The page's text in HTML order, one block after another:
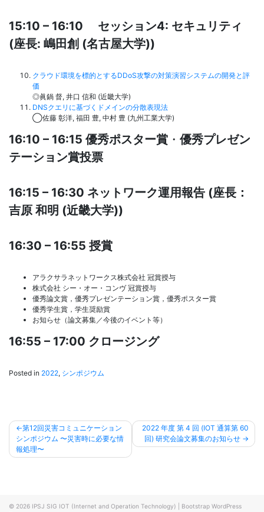
15:10 – 16:10 セッション4: セキュリティ
(座長: 嶋田創 (名古屋大学))
クラウド環境を標的とするDDoS攻撃の対策演習システムの開発と評
価
◎眞鍋 督, 井口 信和 (近畿大学)
DNSクエリに基づくドメインの分散表現法
◯佐藤 彰洋, 福田 豊, 中村 豊 (九州工業大学)
16:10 – 16:15 優秀ポスター賞 ・ 優秀プレゼン
テーション賞投票
16:15 – 16:30 ネットワーク運用報告 (座長：
吉原 和明 (近畿大学))
16:30 – 16:55 授賞
アラクサラネットワークス株式会社 冠賞授与
株式会社 シー・オー・コンヴ 冠賞授与
優秀論文賞，優秀プレゼンテーション賞，優秀ポスター賞
優秀学生賞，学生奨励賞
お知らせ（論文募集／今後のイベント等）
16:55 – 17:00 クロージング
Posted in 2022, シンポジウム
投
稿
ナ
第12回災害コミュニケーション
シンポジウム 〜災害時に必要な情
報処理〜
2022 年度 第 4 回 (IOT 通算第 60
回) 研究会論文募集のお知らせ
© 2026 IPSJ SIG IOT (Internet and Operation Technology)
Bootstrap WordPress